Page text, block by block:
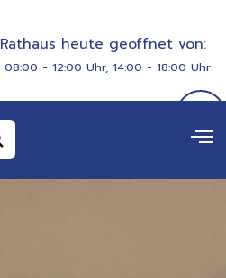
Rathaus heute geöffnet von:
08:00 - 12:00 Uhr, 14:00 - 18:00 Uhr